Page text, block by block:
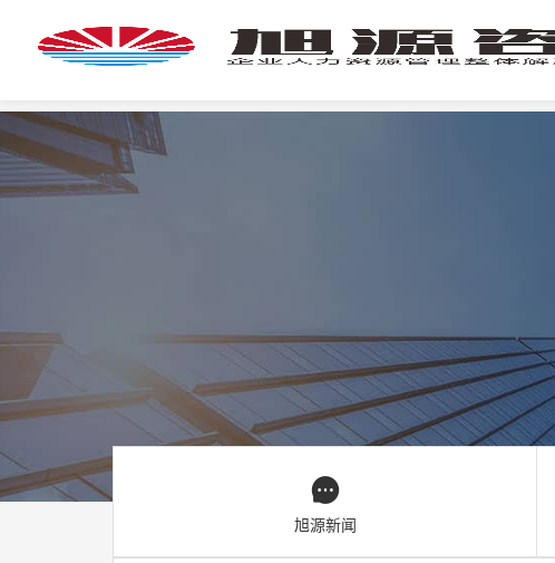
首
页
企
业
培
咨
源
旭
旭源新闻